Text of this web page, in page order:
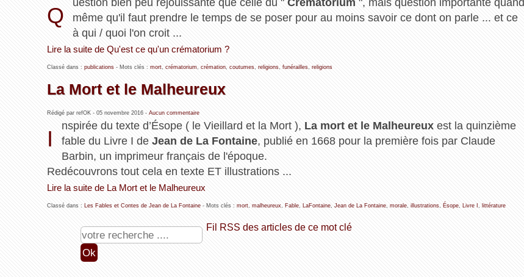
Q
uestion bien peu réjouissante que celle du " Crématorium ", mais question importante quand
même qu'il faut prendre le temps de se poser pour au moins savoir ce dont on parle ... et ce
à qui / quoi l'on croit ...
Lire la suite de Qu'est ce qu'un crématorium ?
Classé dans : publications- Mots clés : mort, crématorium, crémation, coutumes, religions, funérailles, religions
La Mort et le Malheureux
Rédigé par refOK - 05 novembre 2016- Aucun commentaire
I
nspirée du texte d’Ésope ( le Vieillard et la Mort ), La mort et le Malheureux est la quinzième
fable du Livre I de Jean de La Fontaine, publié en 1668 pour la première fois par Claude
Barbin, un imprimeur français de l'époque.
Redécouvrons tout cela en texte ET illustrations ...
Lire la suite de La Mort et le Malheureux
Classé dans : Les Fables et Contes de Jean de La Fontaine- Mots clés : mort, malheureux, Fable, LaFontaine, Jean de La Fontaine, morale, illustrations, Ésope, Livre I , littérature
Fil RSS des articles de ce mot clé